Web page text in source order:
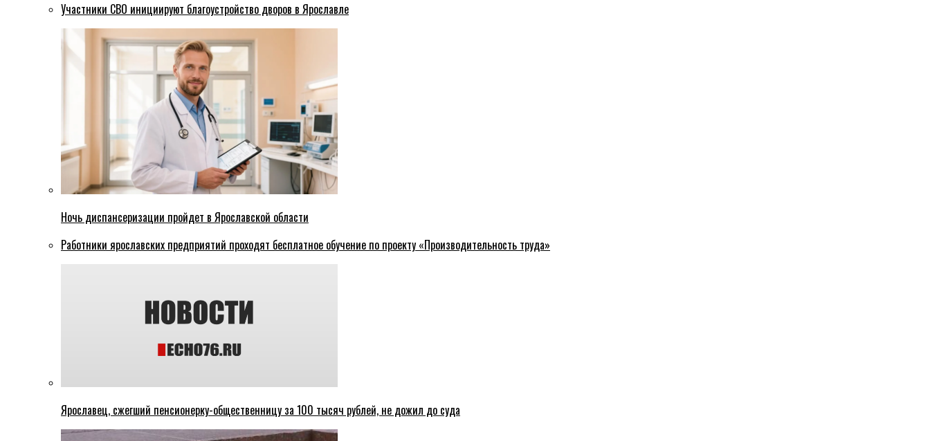
Участники СВО инициируют благоустройство дворов в Ярославле
Ночь диспансеризации пройдет в Ярославской области
Работники ярославских предприятий проходят бесплатное обучение по проекту «Производительность труда»
Ярославец, сжегший пенсионерку-общественницу за 100 тысяч рублей, не дожил до суда